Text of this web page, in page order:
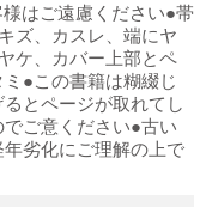
はご遠慮ください●帯
ズ、カスレ、端にヤ
ケ、カバー上部とペ
●この書籍は糊綴じ
とページが取れてし
ご意ください●古い
劣化にご理解の上で